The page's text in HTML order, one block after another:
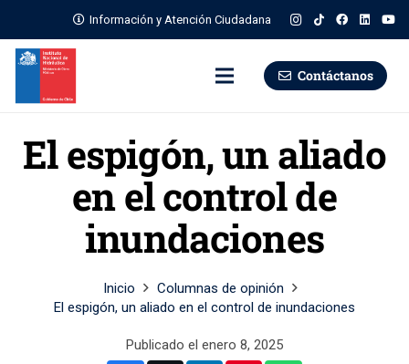
Información y Atención Ciudadana
Contáctanos
El espigón, un aliado
en el control de
inundaciones
Inicio
Columnas de opinión
El espigón, un aliado en el control de inundaciones
Publicado el enero 8, 2025